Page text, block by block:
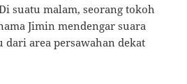
suatu malam, seorang tokoh
Jimin mendengar suara
dari area persawahan dekat